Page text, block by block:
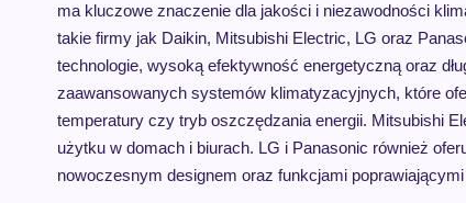
ma kluczowe znaczenie dla jakości i niezawodności
takie firmy jak Daikin, Mitsubishi Electric, LG oraz
technologie, wysoką efektywność energetyczną oraz
zaawansowanych systemów klimatyzacyjnych, które
temperatury czy tryb oszczędzania energii. Mitsubishi
użytku w domach i biurach. LG i Panasonic również
nowoczesnym designem oraz funkcjami